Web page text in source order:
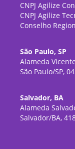
CNPJ Agilize
CNPJ Agilize
Conselho
São Paulo, SP
Alameda
São Paulo/SP,
Salvador, BA
Alameda
Salvador/BA,